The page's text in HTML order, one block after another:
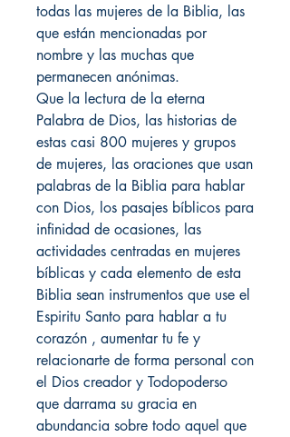
todas las mujeres de la Biblia, las
que están mencionadas por
nombre y las muchas que
permanecen anónimas.
Que la lectura de la eterna
Palabra de Dios, las historias de
estas casi 800 mujeres y grupos
de mujeres, las oraciones que usan
palabras de la Biblia para hablar
con Dios, los pasajes bíblicos para
infinidad de ocasiones, las
actividades centradas en mujeres
bíblicas y cada elemento de esta
Biblia sean instrumentos que use el
Espiritu Santo para hablar a tu
corazón , aumentar tu fe y
relacionarte de forma personal con
el Dios creador y Todopoderso
que darrama su gracia en
abundancia sobre todo aquel que